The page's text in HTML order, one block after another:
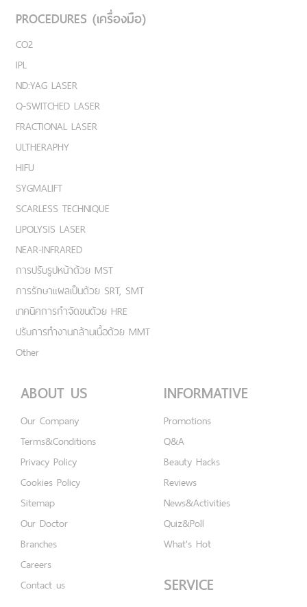
PROCEDURES (เครื่องมือ)
CO2
IPL
ND:YAG LASER
Q-SWITCHED LASER
FRACTIONAL LASER
ULTHERAPHY
HIFU
SYGMALIFT
SCARLESS TECHNIQUE
LIPOLYSIS LASER
NEAR-INFRARED
การปรับรูปหน้าด้วย MST
การรักษาแผลเป็นด้วย SRT, SMT
เทคนิคการกำจัดขนด้วย HRE
ปรับการทำงานกล้ามเนื้อด้วย MMT
Other
ABOUT US
Our Company
Terms&Conditions
Privacy Policy
Cookies Policy
Sitemap
Our Doctor
Branches
Careers
Contact us
INFORMATIVE
Promotions
Q&A
Beauty Hacks
Reviews
News&Activities
Quiz&Poll
What's Hot
SERVICE